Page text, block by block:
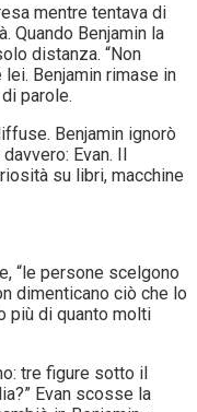
mentre tentava di
Quando Benjamin la
distanza. “Non
Benjamin rimase in
parole.
Benjamin ignorò
Evan. Il
su libri, macchine
“le persone scelgono
dimenticano ciò che lo
più di quanto molti
tre figure sotto il
Evan scosse la